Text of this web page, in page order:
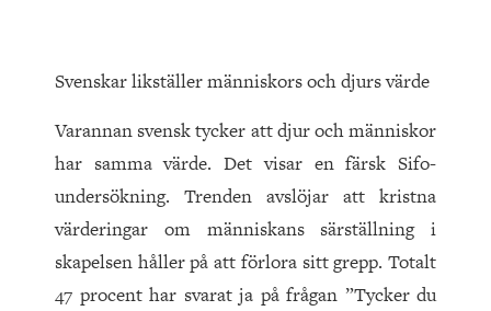
Svenskar likställer människors och djurs värde
Varannan svensk tycker att djur och människor
har samma värde. Det visar en färsk Sifo-
undersökning. Trenden avslöjar att kristna
värderingar om människans särställning i
skapelsen håller på att förlora sitt grepp. Totalt
47 procent har svarat ja på frågan ”Tycker du